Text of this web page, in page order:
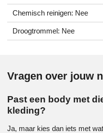
Chemisch reinigen: Nee
Droogtrommel: Nee
Vragen over jouw
Past een body met
kleding?
Ja, maar kies dan iets met